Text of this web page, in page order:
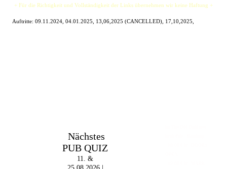
+ Für die Richtigkeit und Vollständigkeit der Links übernehmen wir keine Haftung +
Auftritte: 09.11.2024, 04.01.2025, 13,06,2025 (CANCELLED), 17,10,2025,
Nächstes
PUB QUIZ
11. &